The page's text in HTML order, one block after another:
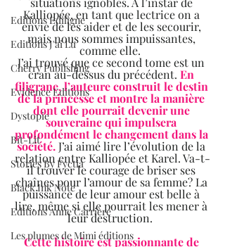
Editions Ediligne
Editions J'ai Lu
Cherry Publishing
Evidence Editions
Dystopie
Bit-Lit
Stories By Fyctia
Black Ink Note
Editions Anne Carrière
Les plumes de Mimi éditions
Kalliopée, en tant que lectrice on a
envie de les aider et de les secourir,
mais nous sommes impuissantes,
comme elle.
J’ai trouvé que ce second tome est un
cran au-dessus du précédent. En
filigrane, l’auteure construit le destin
de la princesse et montre la manière
dont elle pourrait devenir une
souveraine qui impulsera
profondément le changement dans la
société. J’ai aimé lire l’évolution de la
relation entre Kalliopée et Karel. Va-t-
il trouver le courage de briser ses
chaînes pour l’amour de sa femme? La
puissance de leur amour est belle à
lire, même si elle pourrait les mener à
leur destruction.
Cette histoire est passionnante de